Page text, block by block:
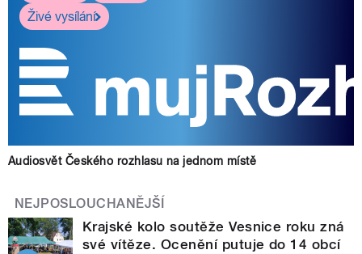
Živé vysílání
Audiosvět Českého rozhlasu na jednom místě
NEJPOSLOUCHANĚJŠÍ
Krajské kolo soutěže Vesnice roku zná
své vítěze. Ocenění putuje do 14 obcí